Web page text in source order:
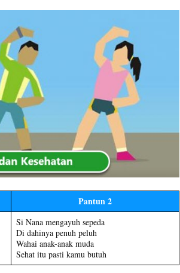
Pantun 2
Si Nana mengayuh sepeda
Di dahinya penuh peluh
Wahai anak-anak muda
Sehat itu pasti kamu butuh